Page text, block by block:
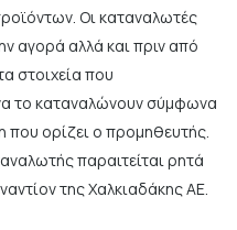
Οι καταναλωτές
αγορά αλλά και πριν από
στοιχεία που
το καταναλώνουν σύμφωνα
που ορίζει ο προμηθευτής.
παραιτείται ρητά
της Χαλκιαδάκης ΑΕ.